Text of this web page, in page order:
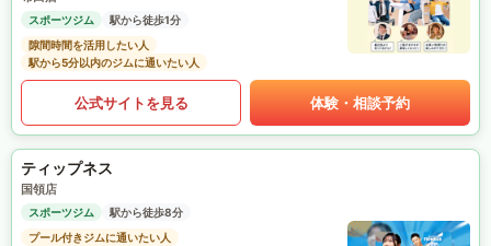
スポーツジム
駅から徒歩1分
隙間時間を活用したい人
駅から5分以内のジムに通いたい人
公式サイトを見る 体験・相談予約
ティップネス
国領店
スポーツジム
駅から徒歩8分
プール付きジムに通いたい人